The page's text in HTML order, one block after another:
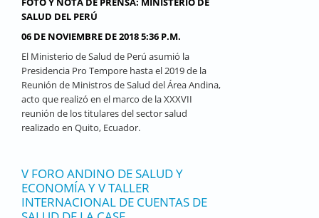
SALUD DEL PERÚ
06 DE NOVIEMBRE DE 2018 5:36 P.M.
El Ministerio de Salud de Perú asumió la
Presidencia Pro Tempore hasta el 2019 de la
Reunión de Ministros de Salud del Área Andina,
acto que realizó en el marco de la XXXVII
reunión de los titulares del sector salud
realizado en Quito, Ecuador.
V FORO ANDINO DE SALUD Y
ECONOMÍA Y V TALLER
INTERNACIONAL DE CUENTAS DE